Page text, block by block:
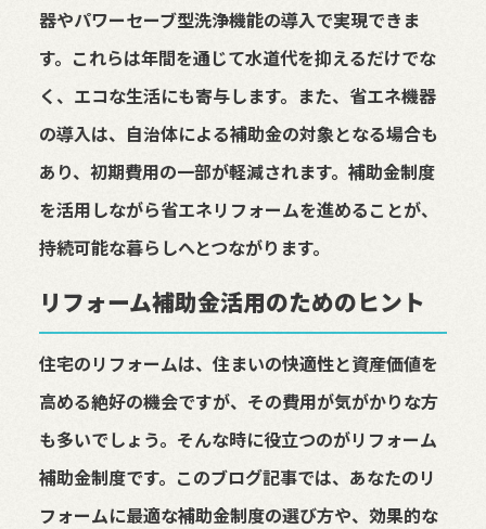
器やパワーセーブ型洗浄機能の導入で実現できま
す。これらは年間を通じて水道代を抑えるだけでな
く、エコな生活にも寄与します。また、省エネ機器
の導入は、自治体による補助金の対象となる場合も
あり、初期費用の一部が軽減されます。補助金制度
を活用しながら省エネリフォームを進めることが、
持続可能な暮らしへとつながります。
リフォーム補助金活用のためのヒント
住宅のリフォームは、住まいの快適性と資産価値を
高める絶好の機会ですが、その費用が気がかりな方
も多いでしょう。そんな時に役立つのがリフォーム
補助金制度です。このブログ記事では、あなたのリ
フォームに最適な補助金制度の選び方や、効果的な